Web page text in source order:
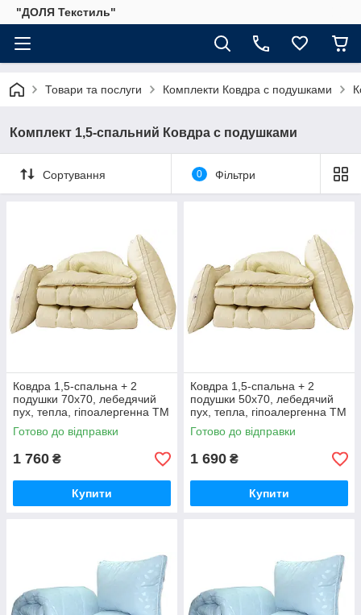
"ДОЛЯ Текстиль"
Товари та послуги Комплекти Ковдра с подушками
Комплект 1,5-спальний Ковдра с подушками
Сортування 0 Фільтри
Ковдра 1,5-спальна + 2
подушки 70х70, лебедячий
пух, тепла, гіпоалергенна ТМ
TAG "Бежеве"
Готово до відправки
1 760 ₴
Купити
Ковдра 1,5-спальна + 2
подушки 50х70, лебедячий
пух, тепла, гіпоалергенна ТМ
TAG "Бежеве"
Готово до відправки
1 690 ₴
Купити